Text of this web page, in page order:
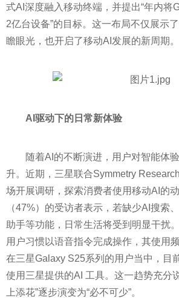
式AI深度融入移动终端，并提出“年内将
2亿台设备”的目标。这一布局不仅展示
瞻眼光，也开启了移动AI发展的新周期。
AI驱动下的日常新体验
随着AI的不断演进，用户对智能体
升。近期，三星联合Symmetry
场开展调研，探索消费者使用移动AI的
（47%）的受访者表示，若缺少AI搜索
助手等功能，日常生活将受到明显干扰
用户习惯以语音指令完成操作，其使用
在三星Galaxy S25系列的用户当中，目
使用三星提供的AI 工具。这一趋势充分
上添花”逐步演变为“必不可少”。